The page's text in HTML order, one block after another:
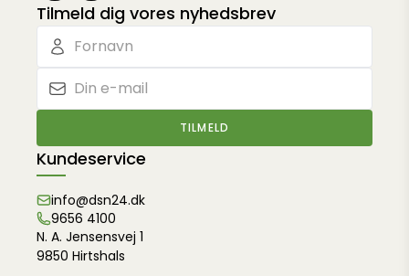
Tilmeld dig vores nyhedsbrev
TILMELD
Kundeservice
info@dsn24.dk
9656 4100
N. A. Jensensvej 1
9850 Hirtshals